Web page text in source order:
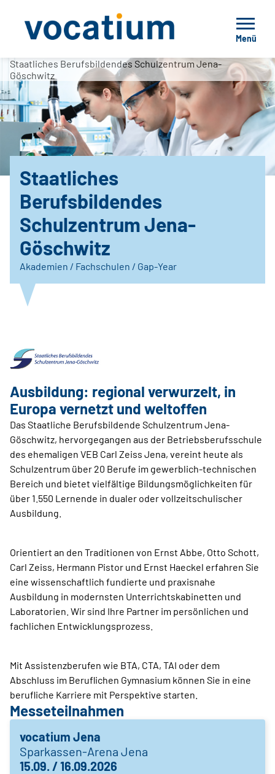
Menü
Staatliches Berufsbildendes Schulzentrum Jena-
Göschwitz
Staatliches
Berufsbildendes
Schulzentrum Jena-
Göschwitz
Akademien / Fachschulen / Gap-Year
Ausbildung: regional verwurzelt, in
Europa vernetzt und weltoffen
Das Staatliche Berufsbildende Schulzentrum Jena-
Göschwitz, hervorgegangen aus der Betriebsberufsschule
des ehemaligen VEB Carl Zeiss Jena, vereint heute als
Schulzentrum über 20 Berufe im gewerblich-technischen
Bereich und bietet vielfältige Bildungsmöglichkeiten für
über 1.550 Lernende in dualer oder vollzeitschulischer
Ausbildung.
Orientiert an den Traditionen von Ernst Abbe, Otto Schott,
Carl Zeiss, Hermann Pistor und Ernst Haeckel erfahren Sie
eine wissenschaftlich fundierte und praxisnahe
Ausbildung in modernsten Unterrichtskabinetten und
Laboratorien. Wir sind Ihre Partner im persönlichen und
fachlichen Entwicklungsprozess.
Mit Assistenzberufen wie BTA, CTA, TAI oder dem
Abschluss im Beruflichen Gymnasium können Sie in eine
berufliche Karriere mit Perspektive starten.
Messeteilnahmen
vocatium Jena
Sparkassen-Arena Jena
15.09. / 16.09.2026